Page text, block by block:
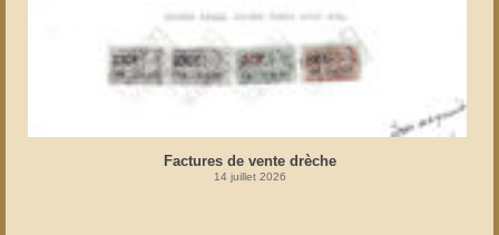
Factures de vente drèche
14 juillet 2026